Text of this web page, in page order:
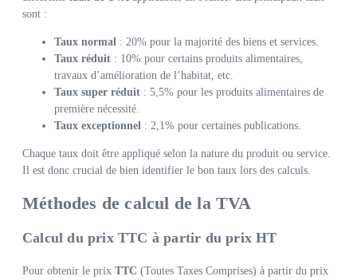
sont :
Taux normal : 20% pour la majorité des biens et services.
Taux réduit : 10% pour certains produits alimentaires,
travaux d’amélioration de l’habitat, etc.
Taux super réduit : 5,5% pour les produits alimentaires de
première nécessité.
Taux exceptionnel : 2,1% pour certaines publications.
Chaque taux doit être appliqué selon la nature du produit ou service.
Il est donc crucial de bien identifier le bon taux lors des calculs.
Méthodes de calcul de la TVA
Calcul du prix TTC à partir du prix HT
Pour obtenir le prix TTC (Toutes Taxes Comprises) à partir du prix